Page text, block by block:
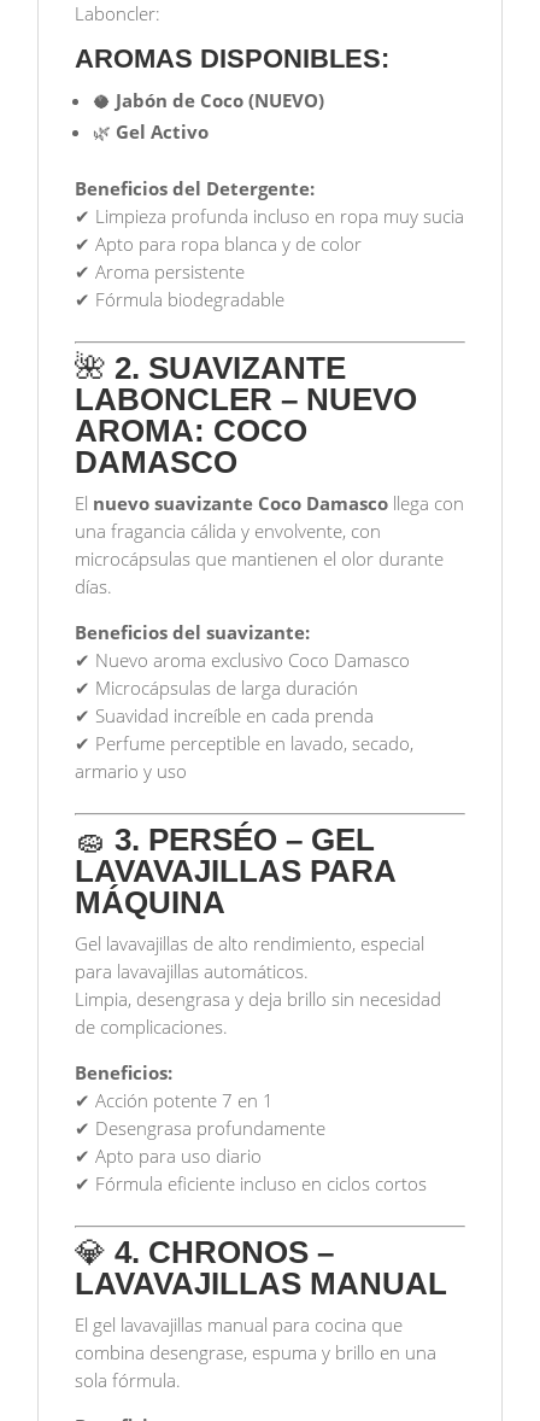
Laboncler:
AROMAS DISPONIBLES:
🥥 Jabón de Coco (NUEVO)
🌿 Gel Activo
Beneficios del Detergente:
✔ Limpieza profunda incluso en ropa muy sucia
✔ Apto para ropa blanca y de color
✔ Aroma persistente
✔ Fórmula biodegradable
🌺 2. SUAVIZANTE
LABONCLER – NUEVO
AROMA: COCO
DAMASCO
El nuevo suavizante Coco Damasco llega con
una fragancia cálida y envolvente, con
microcápsulas que mantienen el olor durante
días.
Beneficios del suavizante:
✔ Nuevo aroma exclusivo Coco Damasco
✔ Microcápsulas de larga duración
✔ Suavidad increíble en cada prenda
✔ Perfume perceptible en lavado, secado,
armario y uso
🧽3. PERSÉO – GEL
LAVAVAJILLAS PARA
MÁQUINA
Gel lavavajillas de alto rendimiento, especial
para lavavajillas automáticos.
Limpia, desengrasa y deja brillo sin necesidad
de complicaciones.
Beneficios:
✔ Acción potente 7 en 1
✔ Desengrasa profundamente
✔ Apto para uso diario
✔ Fórmula eficiente incluso en ciclos cortos
💎4. CHRONOS –
LAVAVAJILLAS MANUAL
El gel lavavajillas manual para cocina que
combina desengrase, espuma y brillo en una
sola fórmula.